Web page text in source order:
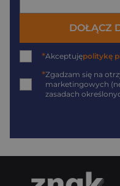
DOŁĄCZ
*Akceptujępolitykę
*Zgadzam się na
marketingowych
zasadach